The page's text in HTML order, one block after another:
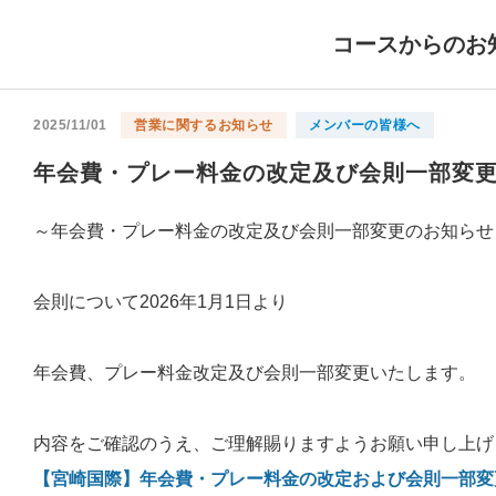
コースからのお
2025/11/01 営業に関するお知らせ メンバーの皆様へ
年会費・プレー料金の改定及び会則一部変
～年会費・プレー料金の改定及び会則一部変更のお知ら
会則について2026年1月1日より
年会費、プレー料金改定及び会則一部変更いたします。
内容をご確認のうえ、ご理解賜りますようお願い申し上
【宮崎国際】年会費・プレー料金の改定および会則一部